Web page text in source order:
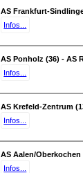
AS Frankfurt-
Infos...
AS Ponholz (36) - AS
Infos...
AS Krefeld-Zentrum
Infos...
AS Aalen/Oberkochen
Infos...